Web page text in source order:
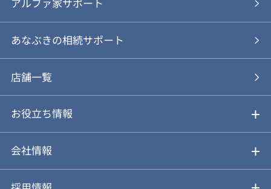
あなぶきの仲介
あなぶきの買取
仲介と買取のメリット・デメリット
動画やパンフレットで見る
物件を探す
購入の流れ
購入前も後も安心サポート
お気に入り
アルファ家サポート
あなぶきの相続サポート
店舗一覧
お役立ち情報
不動産Q&A
会社情報